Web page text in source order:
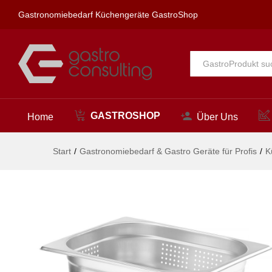
Gastronomiebedarf Küchengeräte GastroShop
Alle
Home GASTROSHOP Über Uns
Start / Gastronomiebedarf & Gastro Geräte für Profis /
Beschreibung